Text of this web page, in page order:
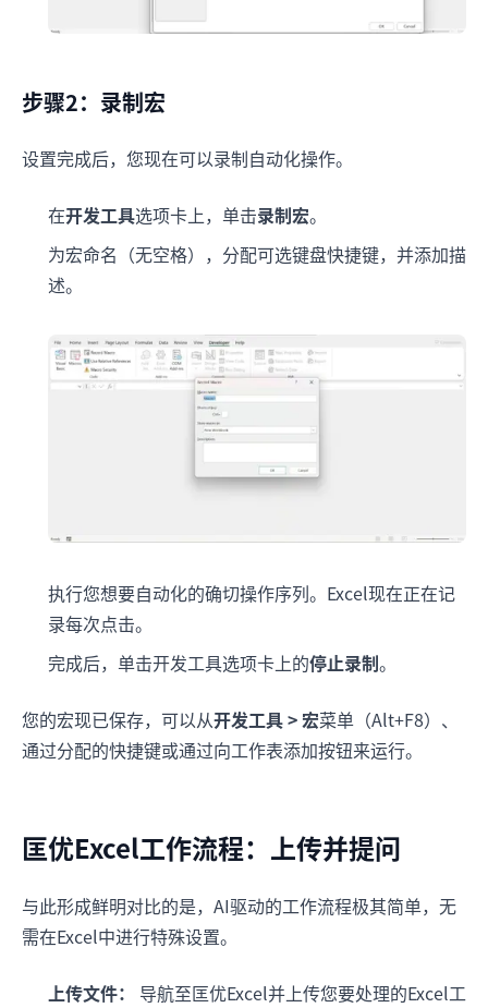
步骤2：录制宏
设置完成后，您现在可以录制自动化操作。
在开发工具选项卡上，单击录制宏。
为宏命名（无空格），分配可选键盘快捷键，并添加描
述。
执行您想要自动化的确切操作序列。Excel现在正在记
录每次点击。
完成后，单击开发工具选项卡上的停止录制。
您的宏现已保存，可以从开发工具 > 宏菜单（Alt+F8）、
通过分配的快捷键或通过向工作表添加按钮来运行。
匡优Excel工作流程：上传并提问
与此形成鲜明对比的是，AI驱动的工作流程极其简单，无
需在Excel中进行特殊设置。
上传文件：
导航至匡优Excel并上传您要处理的Excel工